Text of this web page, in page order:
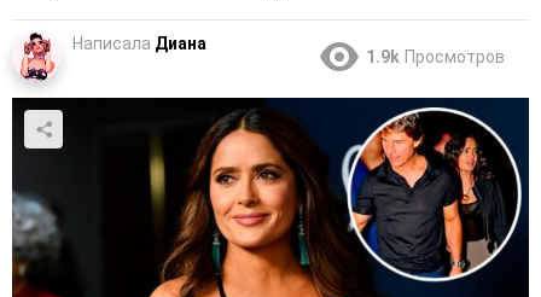
Написала Диана
1.9k Просмотров